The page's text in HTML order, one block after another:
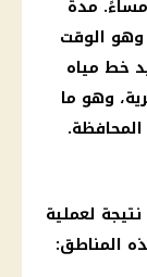
وذلك من الساعة 8 صباحًا وحتى الساعة 6 مساءً. مدة
تقريبًا، وهو الوقت
خط مياه
وهو ما
لعملية
المناطق: